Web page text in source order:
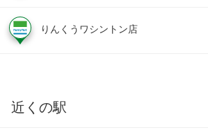
りんくうワシントン店
近くの駅